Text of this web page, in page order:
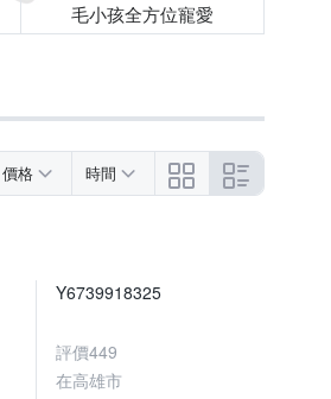
毛小孩全方位寵愛
價格 時間
Y6739918325
評價449
在高雄市